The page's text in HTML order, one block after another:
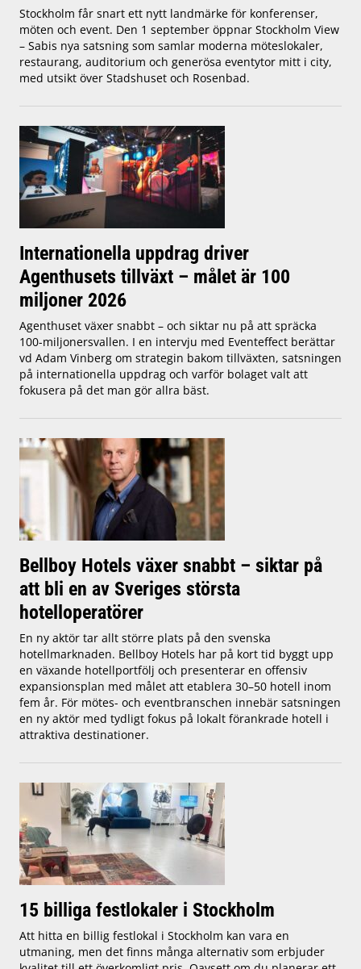
Stockholm får snart ett nytt landmärke för konferenser,
möten och event. Den 1 september öppnar Stockholm View
– Sabis nya satsning som samlar moderna möteslokaler,
restaurang, auditorium och generösa eventytor mitt i city,
med utsikt över Stadshuset och Rosenbad.
Internationella uppdrag driver
Agenthusets tillväxt – målet är 100
miljoner 2026
Agenthuset växer snabbt – och siktar nu på att spräcka
100-miljonersvallen. I en intervju med Eventeffect berättar
vd Adam Vinberg om strategin bakom tillväxten, satsningen
på internationella uppdrag och varför bolaget valt att
fokusera på det man gör allra bäst.
Bellboy Hotels växer snabbt – siktar på
att bli en av Sveriges största
hotelloperatörer
En ny aktör tar allt större plats på den svenska
hotellmarknaden. Bellboy Hotels har på kort tid byggt upp
en växande hotellportfölj och presenterar en offensiv
expansionsplan med målet att etablera 30–50 hotell inom
fem år. För mötes- och eventbranschen innebär satsningen
en ny aktör med tydligt fokus på lokalt förankrade hotell i
attraktiva destinationer.
15 billiga festlokaler i Stockholm
Att hitta en billig festlokal i Stockholm kan vara en
utmaning, men det finns många alternativ som erbjuder